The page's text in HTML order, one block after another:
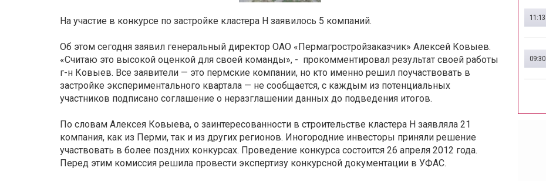
На участие в конкурсе по застройке кластера Н заявилось 5 компаний.
Об этом сегодня заявил генеральный директор ОАО «Пермагростройзаказчик» Алексей Ковыев.
«Считаю это высокой оценкой для своей команды», - прокомментировал результат своей работы
г-н Ковыев. Все заявители — это пермские компании, но кто именно решил поучаствовать в
застройке экспериментального квартала — не сообщается, с каждым из потенциальных
участников подписано соглашение о неразглашении данных до подведения итогов.
По словам Алексея Ковыева, о заинтересованности в строительстве кластера Н заявляла 21
компания, как из Перми, так и из других регионов. Иногородние инвесторы приняли решение
участвовать в более поздних конкурсах. Проведение конкурса состоится 26 апреля 2012 года.
Перед этим комиссия решила провести экспертизу конкурсной документации в УФАС.
11:13
09:30